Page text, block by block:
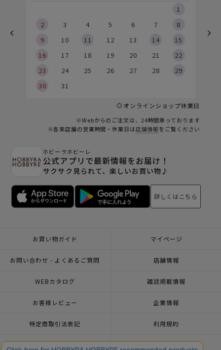
1
2
3 4 5 6 7
8
9
10 11 12 13 14
15
16
17 18 19 20 21
22
23
24 25 26 27 28
29
30
31
オンラインショップ休業日
※Webからのご注文は、24時間承っております
※各実店舗の営業時間・休業日は店舗情報をご覧ください
ホビーラホビーレ
公式アプリで最新情報をお届け！
サクサク見られて、楽しいお買い物♪
詳しくはこちら
お買い物ガイド マイページ
お問い合わせ - よくあるご質問 店舗情報
WEBカタログ 雑誌掲載情報
お客様レビュー 企業情報
特定商取引法表記 利用規約
一緒に働こう♪求人情報